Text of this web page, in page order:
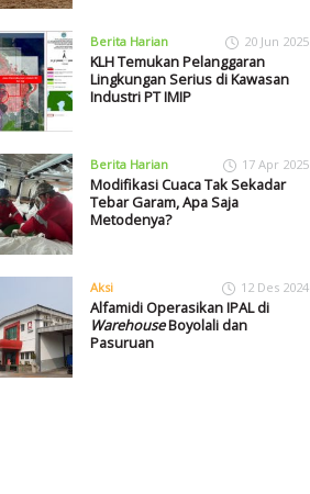
Berita Harian 20 Jun 2025
KLH Temukan Pelanggaran
Lingkungan Serius di Kawasan
Industri PT IMIP
Berita Harian 17 Apr 2025
Modifikasi Cuaca Tak Sekadar
Tebar Garam, Apa Saja
Metodenya?
Aksi 12 Des 2024
Alfamidi Operasikan IPAL di
WarehouseBoyolali dan
Pasuruan